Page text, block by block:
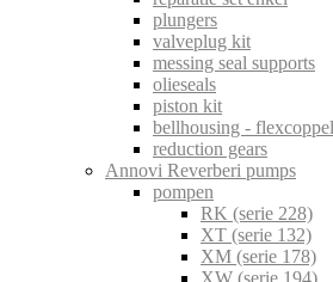
plungers
valveplug kit
messing seal supports
olieseals
piston kit
bellhousing -
reduction gears
Annovi Reverberi pumps
pompen
RK (serie 228)
XT (serie 132)
XM (serie 178)